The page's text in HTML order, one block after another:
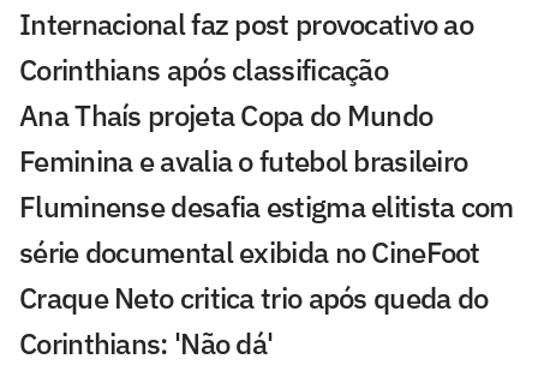
Internacional faz post provocativo ao
Corinthians após classificação
Ana Thaís projeta Copa do Mundo
Feminina e avalia o futebol brasileiro
Fluminense desafia estigma elitista com
série documental exibida no CineFoot
Craque Neto critica trio após queda do
Corinthians: 'Não dá'